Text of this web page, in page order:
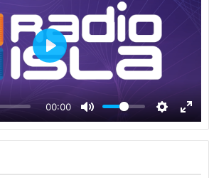
00:00
P
a
y